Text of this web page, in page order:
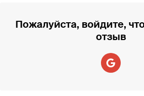
Пожалуйста, войдите,
отзыв